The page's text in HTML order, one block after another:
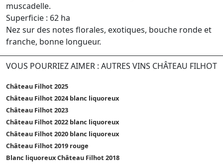
muscadelle.
Superficie : 62 ha
Nez sur des notes florales, exotiques, bouche ronde et
franche, bonne longueur.
VOUS POURRIEZ AIMER : AUTRES VINS CHÂTEAU FILHOT
Château Filhot 2025
Château Filhot 2024 blanc liquoreux
Château Filhot 2023
Château Filhot 2022 blanc liquoreux
Château Filhot 2020 blanc liquoreux
Château Filhot 2019 rouge
Blanc liquoreux Château Filhot 2018